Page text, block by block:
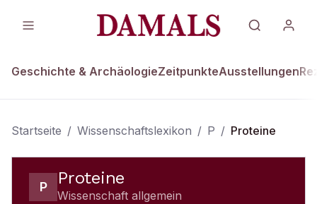
Geschichte & ArchäologieZeitpunkteAusstellungen
Startseite / Wissenschaftslexikon / P / Proteine
P Proteine
Wissenschaft allgemein